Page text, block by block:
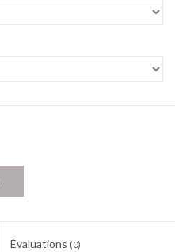
Évaluations (0)